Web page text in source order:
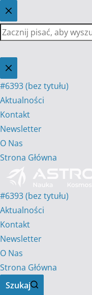
Przejdź
do
treści
Brak
wyników
#6393 (bez tytułu)
Aktualności
Kontakt
Newsletter
O Nas
Strona Główna
#6393 (bez tytułu)
Aktualności
Kontakt
Newsletter
O Nas
Strona Główna
Szukaj